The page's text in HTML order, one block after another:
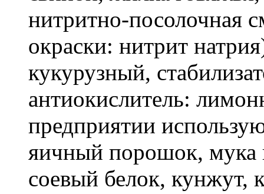
нитритно-посолочная
окраски: нитрит
кукурузный,
антиокислитель:
предприятии
яичный порошок, мука
соевый белок, кунжут,